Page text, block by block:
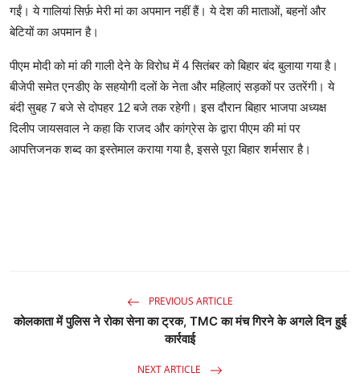
गईं। ये गालियां सिर्फ़ मेरी मां का अपमान नहीं हैं। ये देश की माताओं, बहनों और
बेटियों का अपमान है।
पीएम मोदी को मां की गाली देने के विरोध में 4 सितंबर को बिहार बंद बुलाया गया है।
बीजेपी समेत एनडीए के सहयोगी दलों के नेता और महिलाएं सड़कों पर उतरेंगी। ये
बंदी सुबह 7 बजे से दोपहर 12 बजे तक रहेगी। इस दौरान बिहार भाजपा अध्यक्ष
दिलीप जायसवाल ने कहा कि राजद और कांग्रेस के द्वारा पीएम की मां पर
आपत्तिजनक शब्द का इस्तेमाल कराया गया है, इससे पूरा बिहार शर्मसार है।
PREVIOUS ARTICLE
कोलकाता में पुलिस ने रोका सेना का ट्रक, TMC का मंच गिरने के अगले दिन हुई
कार्रवाई
NEXT ARTICLE